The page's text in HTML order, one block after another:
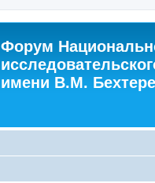
Форум
имени В.М.